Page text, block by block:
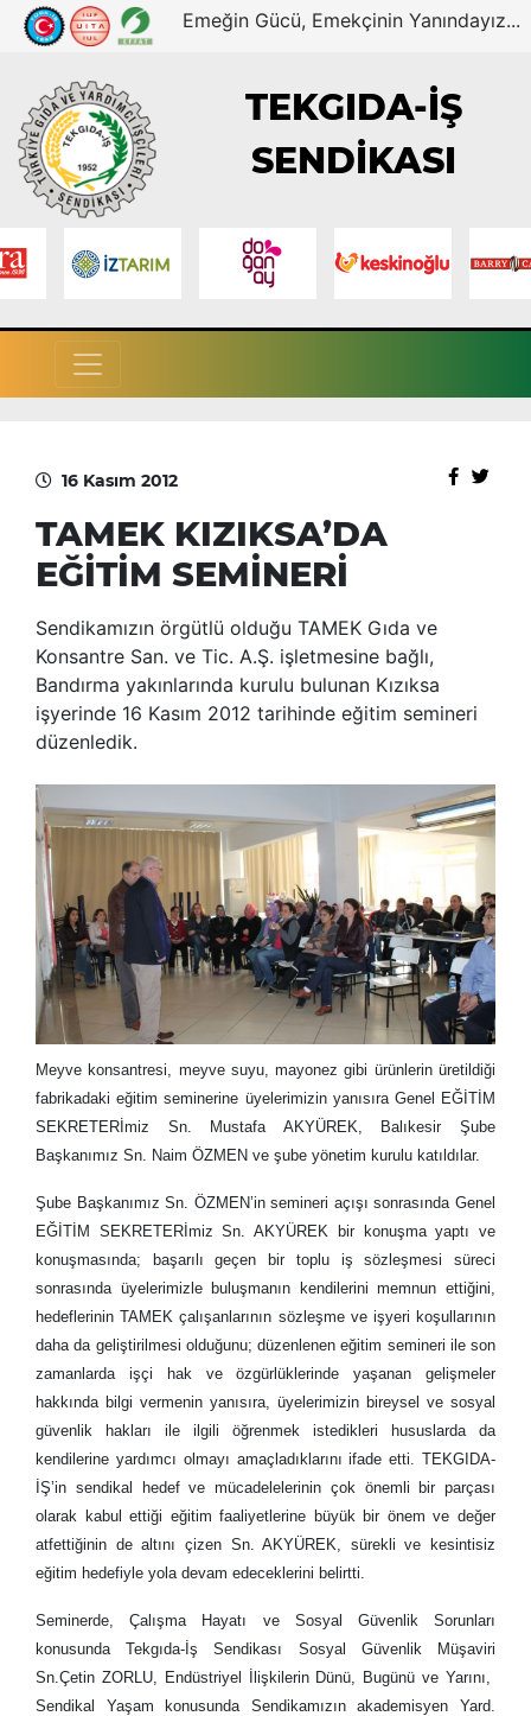
Emeğin Gücü, Emekçinin Yanındayız...
TEKGIDA-İŞ
SENDİKASI
16 Kasım 2012
TAMEK KIZIKSA’DA
EĞİTİM SEMİNERİ
Sendikamızın örgütlü olduğu TAMEK Gıda ve
Konsantre San. ve Tic. A.Ş. işletmesine bağlı,
Bandırma yakınlarında kurulu bulunan Kızıksa
işyerinde 16 Kasım 2012 tarihinde eğitim semineri
düzenledik.
Meyve konsantresi, meyve suyu, mayonez gibi ürünlerin üretildiği
fabrikadaki eğitim seminerine üyelerimizin yanısıra Genel EĞİTİM
SEKRETERİmiz Sn. Mustafa AKYÜREK, Balıkesir Şube
Başkanımız Sn. Naim ÖZMEN ve şube yönetim kurulu katıldılar.
Şube Başkanımız Sn. ÖZMEN’in semineri açışı sonrasında Genel
EĞİTİM SEKRETERİmiz Sn. AKYÜREK bir konuşma yaptı ve
konuşmasında; başarılı geçen bir toplu iş sözleşmesi süreci
sonrasında üyelerimizle buluşmanın kendilerini memnun ettiğini,
hedeflerinin TAMEK çalışanlarının sözleşme ve işyeri koşullarının
daha da geliştirilmesi olduğunu; düzenlenen eğitim semineri ile son
zamanlarda işçi hak ve özgürlüklerinde yaşanan gelişmeler
hakkında bilgi vermenin yanısıra, üyelerimizin bireysel ve sosyal
güvenlik hakları ile ilgili öğrenmek istedikleri hususlarda da
kendilerine yardımcı olmayı amaçladıklarını ifade etti. TEKGIDA-
İŞ’in sendikal hedef ve mücadelelerinin çok önemli bir parçası
olarak kabul ettiği eğitim faaliyetlerine büyük bir önem ve değer
atfettiğinin de altını çizen Sn. AKYÜREK, sürekli ve kesintisiz
eğitim hedefiyle yola devam edeceklerini belirtti.
Seminerde, Çalışma Hayatı ve Sosyal Güvenlik Sorunları
konusunda Tekgıda-İş Sendikası Sosyal Güvenlik Müşaviri
Sn.Çetin ZORLU, Endüstriyel İlişkilerin Dünü, Bugünü ve Yarını,
Sendikal Yaşam konusunda Sendikamızın akademisyen Yard.